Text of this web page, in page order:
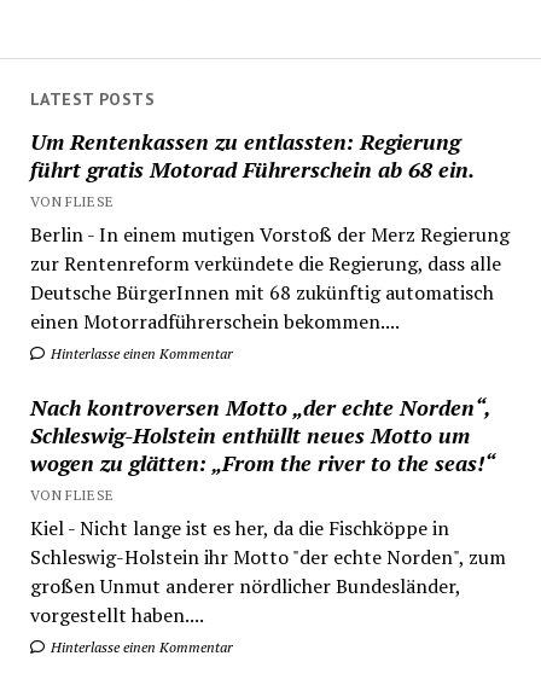
LATEST POSTS
Um Rentenkassen zu entlassten: Regierung
führt gratis Motorad Führerschein ab 68 ein.
VON FLIESE
Berlin - In einem mutigen Vorstoß der Merz Regierung
zur Rentenreform verkündete die Regierung, dass alle
Deutsche BürgerInnen mit 68 zukünftig automatisch
einen Motorradführerschein bekommen....
Hinterlasse einen Kommentar
Nach kontroversen Motto „der echte Norden“,
Schleswig-Holstein enthüllt neues Motto um
wogen zu glätten: „From the river to the seas!“
VON FLIESE
Kiel - Nicht lange ist es her, da die Fischköppe in
Schleswig-Holstein ihr Motto "der echte Norden", zum
großen Unmut anderer nördlicher Bundesländer,
vorgestellt haben....
Hinterlasse einen Kommentar